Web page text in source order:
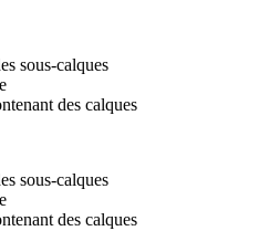
sous-calques
des calques
sous-calques
des calques